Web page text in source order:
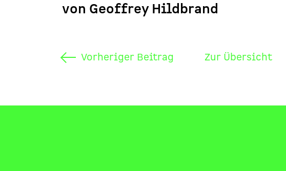
von Geoffrey Hildbrand
Vorheriger Beitrag Zur Übersicht